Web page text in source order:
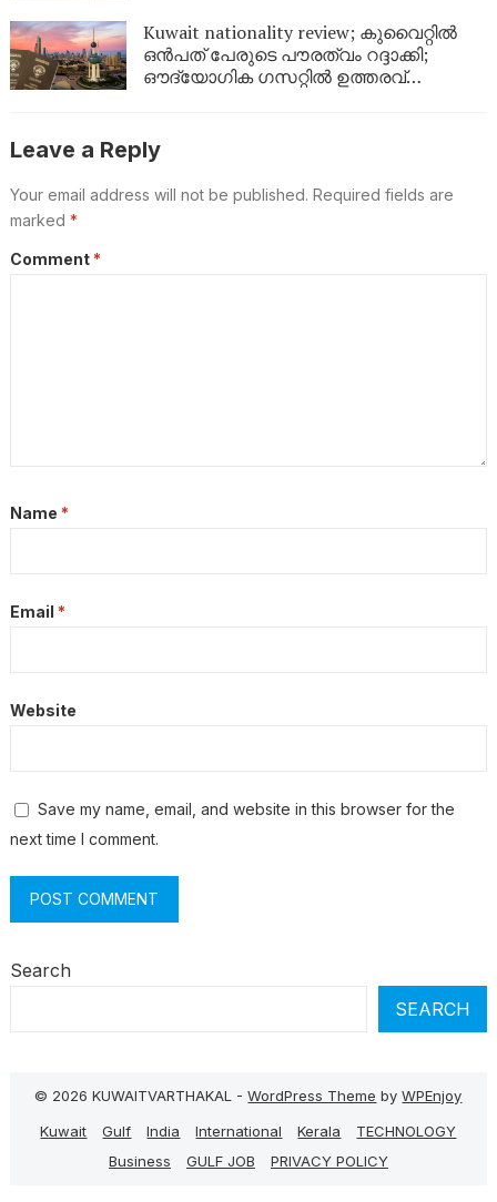
Kuwait nationality review; കുവൈറ്റിൽ
ഒൻപത് പേരുടെ പൗരത്വം റദ്ദാക്കി;
ഔദ്യോഗിക ഗസറ്റിൽ ഉത്തരവ്
Leave a Reply
Your email address will not be published. Required fields are
marked *
Comment *
Name *
Email *
Website
Save my name, email, and website in this browser for the
next time I comment.
Search
SEARCH
© 2026 KUWAITVARTHAKAL -WordPress Theme byWPEnjoy
Kuwait
Gulf India International Kerala
TECHNOLOGY
Business
GULF JOB PRIVACY POLICY